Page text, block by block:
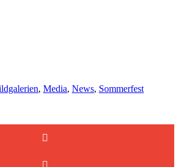
, Media, News, Sommerfest